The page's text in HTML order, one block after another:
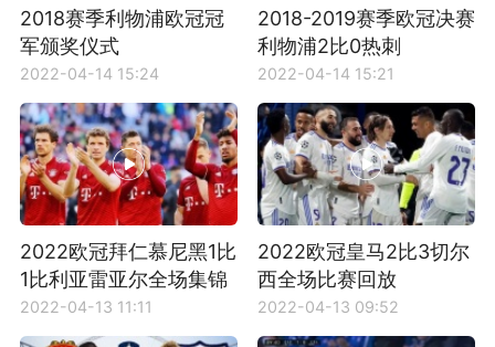
2018赛季利物浦欧冠冠
军颁奖仪式
2022-04-14 15:24
2018-2019赛季欧冠决赛
利物浦2比0热刺
2022-04-14 15:21
2022欧冠拜仁慕尼黑1比
1比利亚雷亚尔全场集锦
2022-04-13 11:11
2022欧冠皇马2比3切尔
西全场比赛回放
2022-04-13 09:52